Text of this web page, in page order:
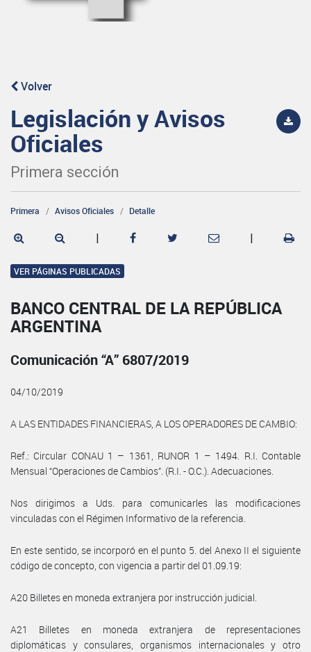
Volver
Legislación y Avisos
Oficiales
Primera sección
Primera Avisos Oficiales Detalle
| |
VER PÁGINAS PUBLICADAS
BANCO CENTRAL DE LA REPÚBLICA
ARGENTINA
Comunicación “A” 6807/2019
04/10/2019
A LAS ENTIDADES FINANCIERAS, A LOS OPERADORES DE CAMBIO:
Ref.: Circular CONAU 1 – 1361, RUNOR 1 – 1494. R.I. Contable
Mensual “Operaciones de Cambios”. (R.I. - O.C.). Adecuaciones.
Nos dirigimos a Uds. para comunicarles las modificaciones
vinculadas con el Régimen Informativo de la referencia.
En este sentido, se incorporó en el punto 5. del Anexo II el siguiente
código de concepto, con vigencia a partir del 01.09.19:
A20 Billetes en moneda extranjera por instrucción judicial.
A21 Billetes en moneda extranjera de representaciones
diplomáticas y consulares, organismos internacionales y otro